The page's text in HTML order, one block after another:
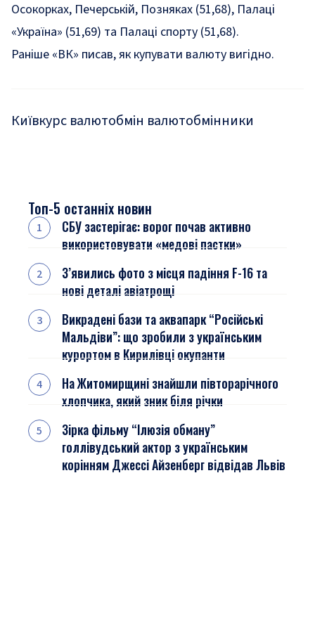
Осокорках, Печерській, Позняках (51,68), Палаці
«Україна» (51,69) та Палаці спорту (51,68).
Раніше «ВК» писав,як купувати валюту вигідно.
Київкурс валютобмін валютобмінники
Топ-5 останніх новин
СБУ застерігає: ворог почав активно
використовувати «медові пастки»
З’явились фото з місця падіння F-16 та
нові деталі авіатрощі
Викрадені бази та аквапарк “Російські
Мальдіви”: що зробили з українським
курортом в Кирилівці окупанти
На Житомирщині знайшли півторарічного
хлопчика, який зник біля річки
Зірка фільму “Ілюзія обману”
голлівудський актор з українським
корінням Джессі Айзенберг відвідав Львів